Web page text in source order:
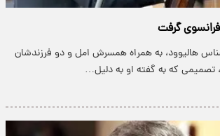
گرفت
هالیوود، به همراه همسرش امل و دو فرزندشان
تصمیمی که به گفته او به دلیل…